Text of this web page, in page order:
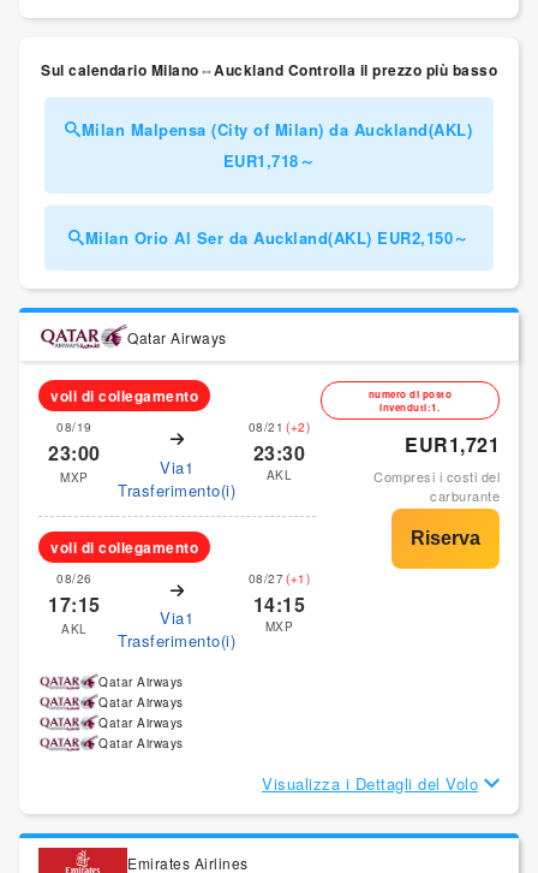
Sul calendario Milano⇔Auckland Controlla il prezzo più basso
Milan Malpensa (City of Milan) da Auckland(AKL)
EUR1,718～
Milan Orio Al Ser da Auckland(AKL) EUR2,150～
Qatar Airways
voli di collegamento
08/19
23:00
MXP
Via1
Trasferimento(i)
08/21 (+2)
23:30
AKL
voli di collegamento
08/26
17:15
AKL
Via1
Trasferimento(i)
08/27(+1)
14:15
MXP
numero di posto
invenduti:1.
EUR1,721
Compresi i costi del
carburante
Qatar Airways
Qatar Airways
Qatar Airways
Qatar Airways
Visualizza i Dettagli del Volo
Emirates Airlines